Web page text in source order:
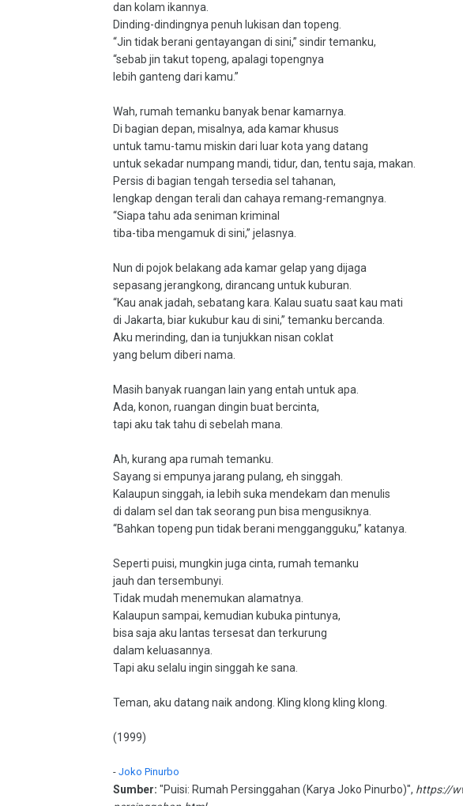
dan kolam ikannya.
Dinding-dindingnya penuh lukisan dan topeng.
“Jin tidak berani gentayangan di sini,” sindir temanku,
“sebab jin takut topeng, apalagi topengnya
lebih ganteng dari kamu.”
Wah, rumah temanku banyak benar kamarnya.
Di bagian depan, misalnya, ada kamar khusus
untuk tamu-tamu miskin dari luar kota yang datang
untuk sekadar numpang mandi, tidur, dan, tentu saja, makan.
Persis di bagian tengah tersedia sel tahanan,
lengkap dengan terali dan cahaya remang-remangnya.
“Siapa tahu ada seniman kriminal
tiba-tiba mengamuk di sini,” jelasnya.
Nun di pojok belakang ada kamar gelap yang dijaga
sepasang jerangkong, dirancang untuk kuburan.
“Kau anak jadah, sebatang kara. Kalau suatu saat kau mati
di Jakarta, biar kukubur kau di sini,” temanku bercanda.
Aku merinding, dan ia tunjukkan nisan coklat
yang belum diberi nama.
Masih banyak ruangan lain yang entah untuk apa.
Ada, konon, ruangan dingin buat bercinta,
tapi aku tak tahu di sebelah mana.
Ah, kurang apa rumah temanku.
Sayang si empunya jarang pulang, eh singgah.
Kalaupun singgah, ia lebih suka mendekam dan menulis
di dalam sel dan tak seorang pun bisa mengusiknya.
“Bahkan topeng pun tidak berani menggangguku,” katanya.
Seperti puisi, mungkin juga cinta, rumah temanku
jauh dan tersembunyi.
Tidak mudah menemukan alamatnya.
Kalaupun sampai, kemudian kubuka pintunya,
bisa saja aku lantas tersesat dan terkurung
dalam keluasannya.
Tapi aku selalu ingin singgah ke sana.
Teman, aku datang naik andong. Kling klong kling klong.
(1999)
- Joko Pinurbo
Sumber: "Puisi: Rumah Persinggahan (Karya Joko Pinurbo)", https://